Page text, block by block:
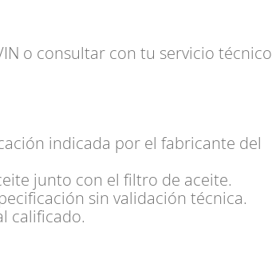
o consultar con tu servicio técnico
indicada por el fabricante del
junto con el filtro de aceite.
sin validación técnica.
calificado.